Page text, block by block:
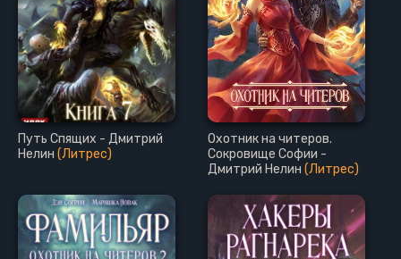
Путь Спящих - Дмитрий
Нелин (Литрес)
Охотник на читеров.
Сокровище Софии -
Дмитрий Нелин (Литрес)